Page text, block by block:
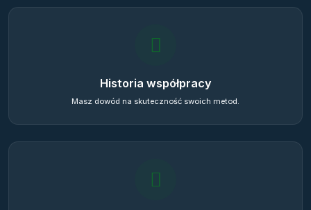
Historia współpracy
Masz dowód na skuteczność swoich metod.